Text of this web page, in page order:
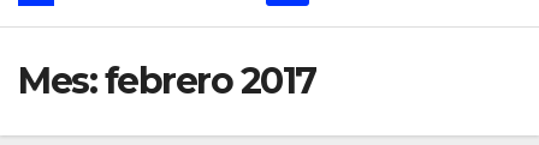
Mes:febrero 2017